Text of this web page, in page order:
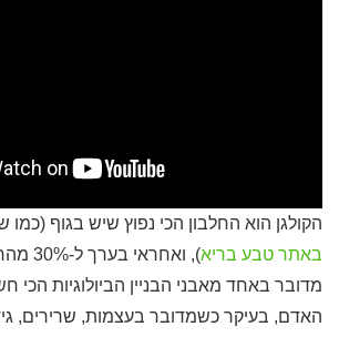
הקולגן הוא החלבון הכי נפוץ שיש בגוף (כמו
באתר טבע בריא
),
מדובר באחד מאבני הבניין הביולוגיות הכי
האדם, בעיקר כשמדובר בעצמות, שרירים,